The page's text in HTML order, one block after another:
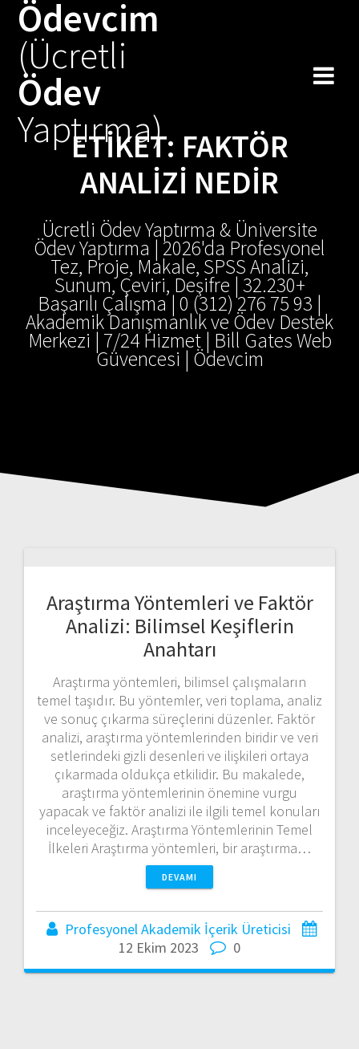
Ödevcim
(Ücretli
Ödev
Yaptırma)
ETIKET: FAKTÖR
ANALIZI NEDIR
Ücretli Ödev Yaptırma & Üniversite
Ödev Yaptırma | 2026'da Profesyonel
Tez, Proje, Makale, SPSS Analizi,
Sunum, Çeviri, Deşifre | 32.230+
Başarılı Çalışma | 0 (312) 276 75 93 |
Akademik Danışmanlık ve Ödev Destek
Merkezi | 7/24 Hizmet | Bill Gates Web
Güvencesi | Ödevcim
Araştırma Yöntemleri ve Faktör
Analizi: Bilimsel Keşiflerin
Anahtarı
Araştırma yöntemleri, bilimsel çalışmaların
temel taşıdır. Bu yöntemler, veri toplama, analiz
ve sonuç çıkarma süreçlerini düzenler. Faktör
analizi, araştırma yöntemlerinden biridir ve veri
setlerindeki gizli desenleri ve ilişkileri ortaya
çıkarmada oldukça etkilidir. Bu makalede,
araştırma yöntemlerinin önemine vurgu
yapacak ve faktör analizi ile ilgili temel konuları
inceleyeceğiz. Araştırma Yöntemlerinin Temel
İlkeleri Araştırma yöntemleri, bir araştırma…
DEVAMI
Profesyonel Akademik İçerik Üreticisi
12 Ekim 2023
0